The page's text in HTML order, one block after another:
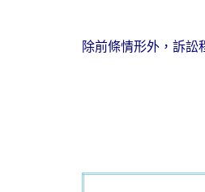
除前條情形外，訴訟